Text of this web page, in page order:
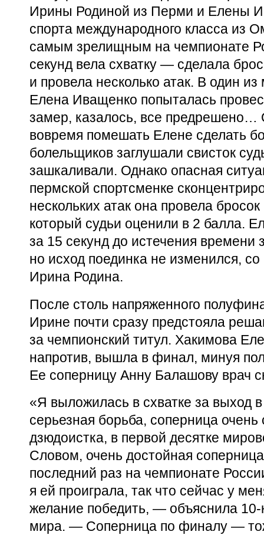
Ирины Родиной из Перми и Елены
спорта международного класса из
самым зрелищным на чемпионате
секунд вела схватку — сделала
и провела несколько атак. В один
Елена Иващенко попыталась
замер, казалось, все
вовремя помешать Елене сделать
болельщиков заглушали свисток
зашкаливали. Однако опасная
пермской спортсменке
нескольких атак она провела
который судьи оценили в 2 балла.
за 15 секунд до истечения времени
но исход поединка не изменился,
Ирина Родина.
После столь напряженного
Ирине почти сразу предстояла
за чемпионский титул. Хакимова
напротив, вышла в финал, минуя
Ее соперницу Анну Балашову врач
«Я выложилась в схватке за выход
серьезная борьба, соперница очень
дзюдоистка, в первой десятке
Словом, очень достойная
последний раз на чемпионате
я ей проиграла, так что сейчас у
желание победить, — объяснила 10-
мира. — Соперница по финалу —